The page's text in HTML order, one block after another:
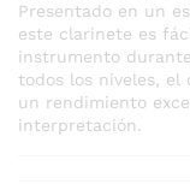
Presentado en un
este clarinete es
instrumento
todos los niveles, el
un rendimiento
interpretación.